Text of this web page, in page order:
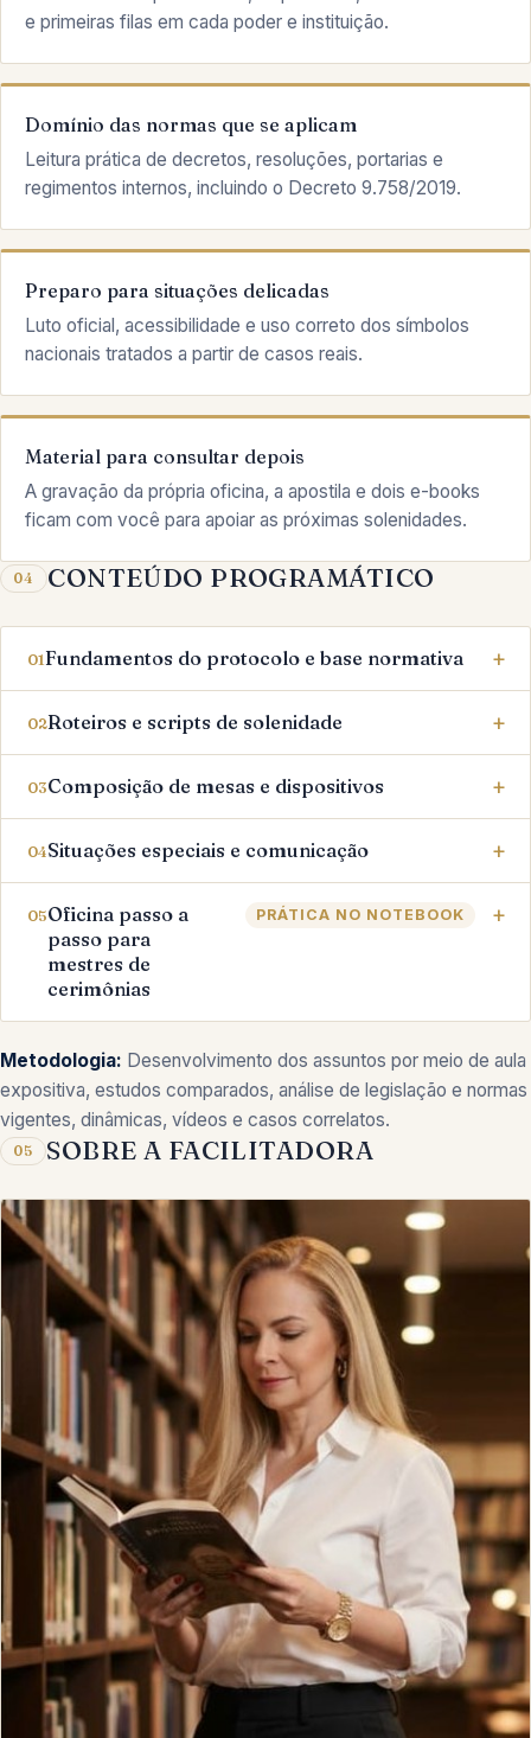
e primeiras filas em cada poder e instituição.
Domínio das normas que se aplicam
Leitura prática de decretos, resoluções, portarias e
regimentos internos, incluindo o Decreto 9.758/2019.
Preparo para situações delicadas
Luto oficial, acessibilidade e uso correto dos símbolos
nacionais tratados a partir de casos reais.
Material para consultar depois
A gravação da própria oficina, a apostila e dois e-books
ficam com você para apoiar as próximas solenidades.
04 CONTEÚDO PROGRAMÁTICO
01Fundamentos do protocolo e base normativa
02Roteiros e scripts de solenidade
03Composição de mesas e dispositivos
04Situações especiais e comunicação
05Oficina passo a
passo para
mestres de
cerimônias
PRÁTICA NO NOTEBOOK
Metodologia: Desenvolvimento dos assuntos por meio de aula
expositiva, estudos comparados, análise de legislação e normas
vigentes, dinâmicas, vídeos e casos correlatos.
05 SOBRE A FACILITADORA